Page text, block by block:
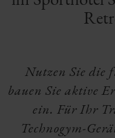
Nutzen Sie die
bauen Sie aktive
ein. Für Ihr
Technogym-